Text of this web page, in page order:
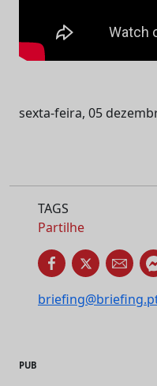
sexta-feira, 05
TAGS
Partilhe
PUB